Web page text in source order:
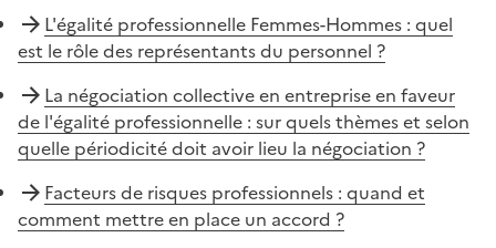
L'égalité professionnelle Femmes-Hommes : quel
est le rôle des représentants du personnel ?
La négociation collective en entreprise en faveur
de l'égalité professionnelle : sur quels thèmes et selon
quelle périodicité doit avoir lieu la négociation ?
Facteurs de risques professionnels : quand et
comment mettre en place un accord ?